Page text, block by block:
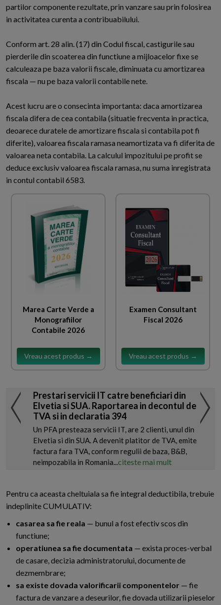
partilor componente rezultate, prin vanzare sau prin folosirea
in activitatea curenta a contribuabilului.
Conform art. 28 alin. (17) din Codul fiscal, castigurile sau
pierderile din scoaterea din functiune a mijloacelor fixe se
calculeaza pe baza valorii fiscale, diminuata cu amortizarea
fiscala — nu pe baza valorii contabile nete.
Acest lucru are o consecinta importanta: daca amortizarea
fiscala difera de cea contabila (situatie frecventa in practica,
deoarece duratele de amortizare fiscala si contabila pot fi
diferite), valoarea fiscala ramasa neamortizata va fi diferita de
valoarea neta contabila. La calculul impozitului pe profit se
deduce exclusiv valoarea fiscala ramasa, nu suma inregistrata
in contul contabil 6583.
Marea Carte Verde a
Monografiilor
Contabile 2026
Vreau acest produs →
Examen Consultant
Fiscal 2026
Vreau acest produs →
Prestari servicii IT catre beneficiari din
Elvetia si SUA. Raportarea in decontul de
TVA si in declaratia 394
Un PFA presteaza servicii IT, are 2 clienti, unul din
Elvetia si din SUA. A devenit platitor de TVA, emite
factura fara TVA, conform regulii de baza, B&B,
neimpozabila in Romania...citeste mai mult
Pentru ca aceasta cheltuiala sa fie integral deductibila, trebuie
indeplinite CUMULATIV:
casarea sa fie reala — bunul a fost efectiv scos din
functiune;
operatiunea sa fie documentata — exista proces-verbal
de casare, decizia administratorului, documente de
dezmembrare;
sa existe dovada valorificarii componentelor — fie
factura de vanzare a deseurilor, fie dovada utilizarii pieselor